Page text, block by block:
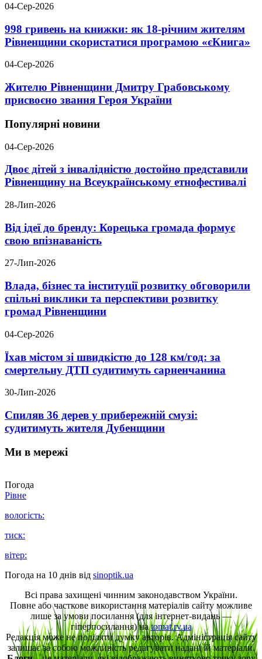
04-Сер-2026
998 гривень на книжки: як 18-річним жителям
Рівненщини скористатися програмою «єКнига»
04-Сер-2026
Жителю Рівненщини Дмитру Грабовському
присвоєно звання Героя України
Популярні новини
04-Сер-2026
Двоє дітей з інвалідністю достойно представили
Рівненщину на Всеукраїнському етнофестивалі
28-Лип-2026
Від ідеї до бренду: Корецька громада формує
свою впізнаваність
27-Лип-2026
Влада, бізнес та інституції розвитку обговорили
спільні виклики та перспективи розвитку
громад Рівненщини
04-Сер-2026
Їхав містом зі швидкістю до 128 км/год: за
смертельну ДТП судитимуть сарненчанина
30-Лип-2026
Спиляв 36 дерев у прибережній смузі:
судитимуть жителя Дубенщини
Ми в мережі
Погода
Рівне
вологість:
тиск:
вітер:
Погода на 10 днів від sinoptik.ua
Всі права захищені чинним законодавством України.
Повне або часткове використання матеріалів сайту можливе
лише за умови посилання (для інтернет-видань —
гіперпосилання) наtomat.rv.ua
Редакція може не поділяти думку авторів. Адміністрація сайту
залишає за собою можливість редагувати надані їй матеріали.